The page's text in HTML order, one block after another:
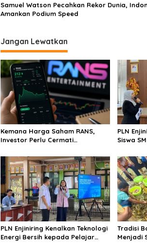
Samuel Watson Pecahkan Rekor Dunia,
Amankan Podium Speed
Jangan Lewatkan
Kemana Harga Saham RANS,
Investor Perlu Cermati
Spekulasi Berlebihan
PLN
Siswa SMK tentang
PLN Enjiniring Kenalkan Teknologi
Energi Bersih kepada Pelajar
Tradisi
Menjadi